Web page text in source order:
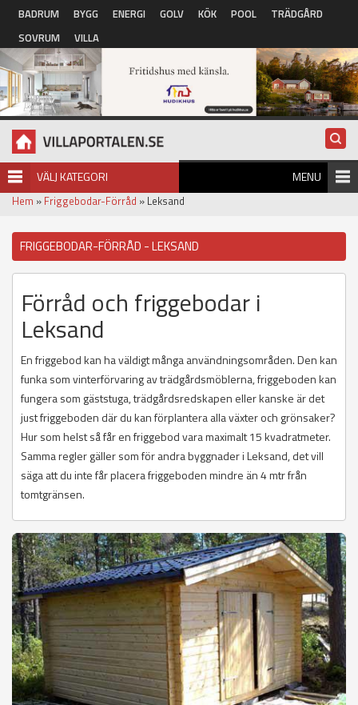
Hoppa till huvudinnehåll
BADRUM BYGG ENERGI GOLV KÖK POOL
TRÄDGÅRD
SOVRUM
VILLA
VÄLJ KATEGORI MENU
Hem » Friggebodar-Förråd » Leksand
FRIGGEBODAR-FÖRRÅD - LEKSAND
Förråd och friggebodar i
Leksand
En friggebod kan ha väldigt många användningsområden. Den kan
funka som vinterförvaring av trädgårdsmöblerna, friggeboden kan
fungera som gäststuga, trädgårdsredskapen eller kanske är det
just friggeboden där du kan förplantera alla växter och grönsaker?
Hur som helst så får en friggebod vara maximalt 15 kvadratmeter.
Samma regler gäller som för andra byggnader i Leksand, det vill
säga att du inte får placera friggeboden mindre än 4 mtr från
tomtgränsen.